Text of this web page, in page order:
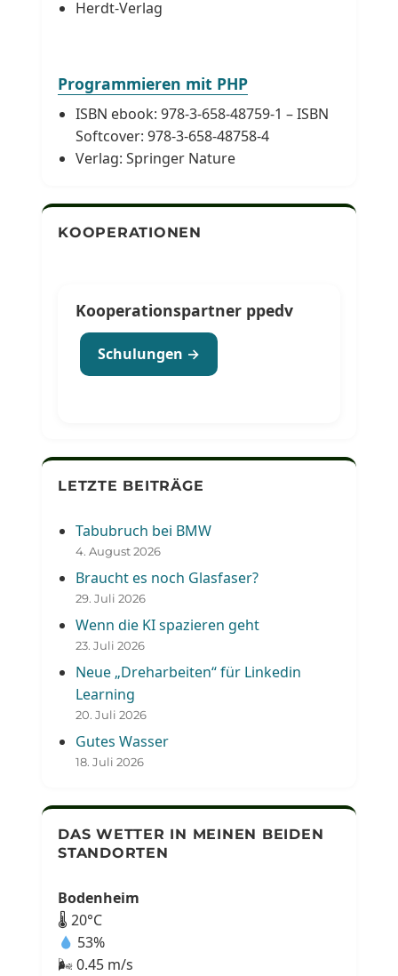
Herdt-Verlag
Programmieren mit PHP
ISBN ebook: 978-3-658-48759-1 – ISBN
Softcover: 978-3-658-48758-4
Verlag: Springer Nature
KOOPERATIONEN
Kooperationspartner ppedv
Schulungen →
LETZTE BEITRÄGE
Tabubruch bei BMW
4. August 2026
Braucht es noch Glasfaser?
29. Juli 2026
Wenn die KI spazieren geht
23. Juli 2026
Neue „Dreharbeiten“ für Linkedin
Learning
20. Juli 2026
Gutes Wasser
18. Juli 2026
DAS WETTER IN MEINEN BEIDEN
STANDORTEN
Bodenheim
🌡 20°C
53%
🌬 0.45 m/s